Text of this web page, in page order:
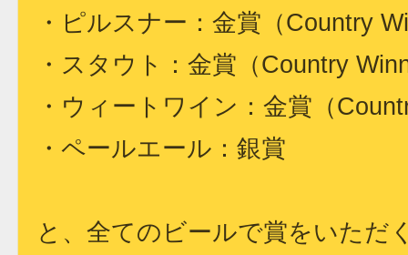
・ピルスナー：金賞（Country
・スタウト：金賞（Country
・ウィートワイン：金賞（
・ペールエール：銀賞
と、全てのビールで賞をいただ